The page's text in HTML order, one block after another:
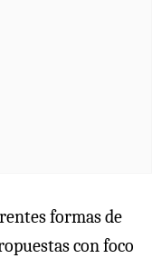
formas de
con foco